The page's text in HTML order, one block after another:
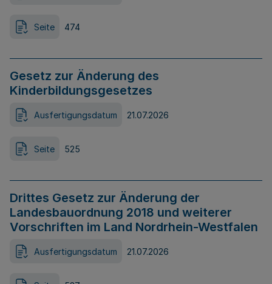
Seite 474
Gesetz zur Änderung des
Kinderbildungsgesetzes
Ausfertigungsdatum 21.07.2026
Seite 525
Drittes Gesetz zur Änderung der
Landesbauordnung 2018 und weiterer
Vorschriften im Land Nordrhein-Westfalen
Ausfertigungsdatum 21.07.2026